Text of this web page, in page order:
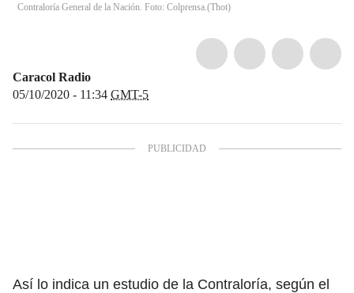
Contraloría General de la Nación. Foto: Colprensa.(Thot)
Caracol Radio
05/10/2020 - 11:34 GMT-5
Así lo indica un estudio de la Contraloría, según el